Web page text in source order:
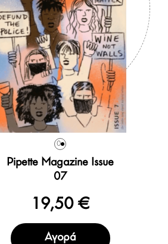
0
Pipette Magazine Issue
07
19,50 €
Αγορά